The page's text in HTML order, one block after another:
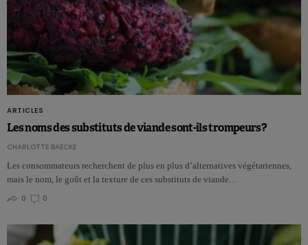
ARTICLES
Les noms des substituts de viande sont-ils trompeurs?
CHARLOTTE BAECKE
Les consommateurs recherchent de plus en plus d’alternatives végétariennes,
mais le nom, le goût et la texture de ces substituts de viande…
0
0